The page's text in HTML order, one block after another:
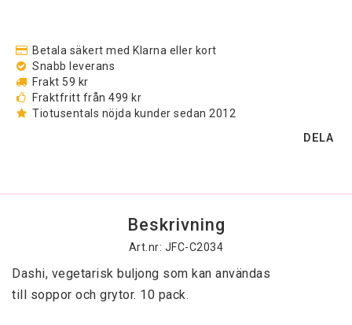
Betala säkert med Klarna eller kort
Snabb leverans
Frakt 59 kr
Fraktfritt från 499 kr
Tiotusentals nöjda kunder sedan 2012
DELA
Beskrivning
Art.nr: JFC-C2034
Dashi, vegetarisk buljong som kan användas
till soppor och grytor. 10 pack.